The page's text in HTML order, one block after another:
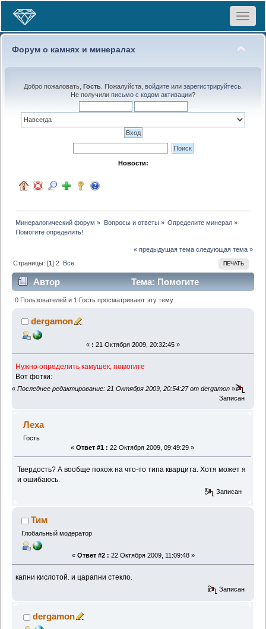
Toggle
Форум о камнях и минералах
Добро пожаловать, Гость. Пожалуйста, войдитеили зарегистрируйтесь.
Не получили письмо с кодом активации?
Новости:
Минералогический форум » Вопросы и ответы» Определите минерал»
Помогите определить!
« предыдущая тема следующая тема »
ПЕЧАТЬ
Страницы: [1]2 Все
Автор
Тема: Помогите
определить! (Прочитано 5232 раз)
0 Пользователей и 1 Гость просматривают эту тему.
dergamon
« : 21 Октября 2009, 20:32:45 »
Нужно определить камушек, помогите
Вот фотки:
« Последнее редактирование: 21 Октября 2009, 20:54:27 от dergamon »
Записан
Леха
Гость
« Ответ #1 : 22 Октября 2009, 09:49:29 »
Твердость? А вообще похож на что-то типа кварцита. Хотя может я
и ошибаюсь.
Записан
Тим
Глобальный модератор
« Ответ #2 : 22 Октября 2009, 11:09:48 »
капни кислотой. и царапни стекло.
Записан
dergamon